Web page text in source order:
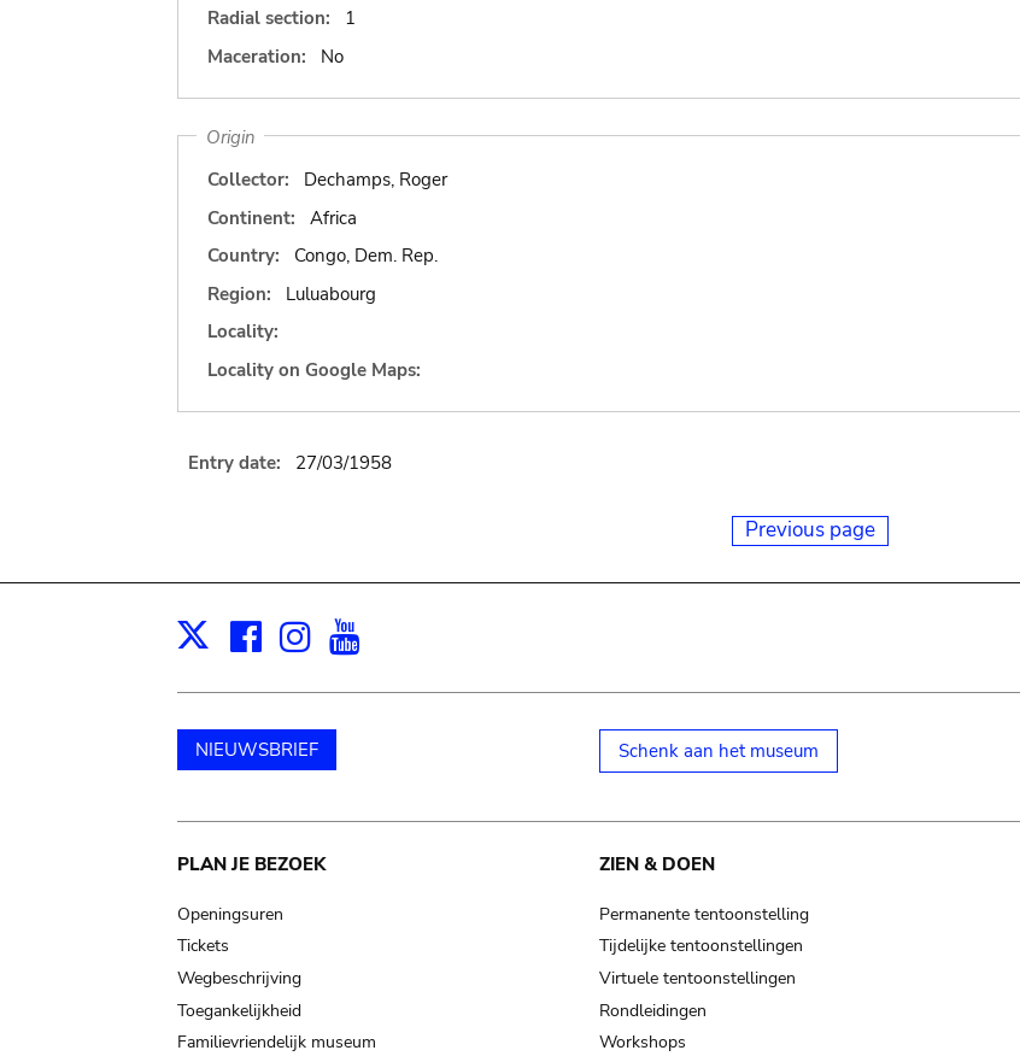
Radial section:
1
Maceration:
No
Origin
Collector:
Dechamps, Roger
Continent:
Africa
Country:
Congo, Dem. Rep.
Region:
Luluabourg
Locality:
Locality on Google Maps:
Entry date: 27/03/1958
Previous page
X Facebook
Instagram
NIEUWSBRIEF Schenk aan het museum
Main
navigation
PLAN JE BEZOEK
Openingsuren
Tickets
Wegbeschrijving
Toegankelijkheid
Familievriendelijk museum
ZIEN & DOEN
Permanente tentoonstelling
Tijdelijke tentoonstellingen
Virtuele tentoonstellingen
Rondleidingen
Workshops